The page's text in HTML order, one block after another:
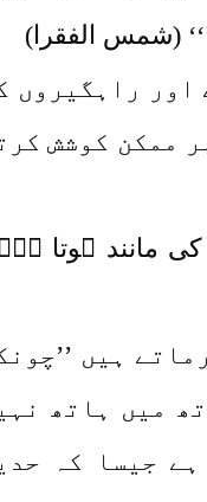
(شمس الفقرا)
راہگیروں
ممکن کوشش
مانند ہوتا
ہیں
میں ہاتھ
جیسا کہ